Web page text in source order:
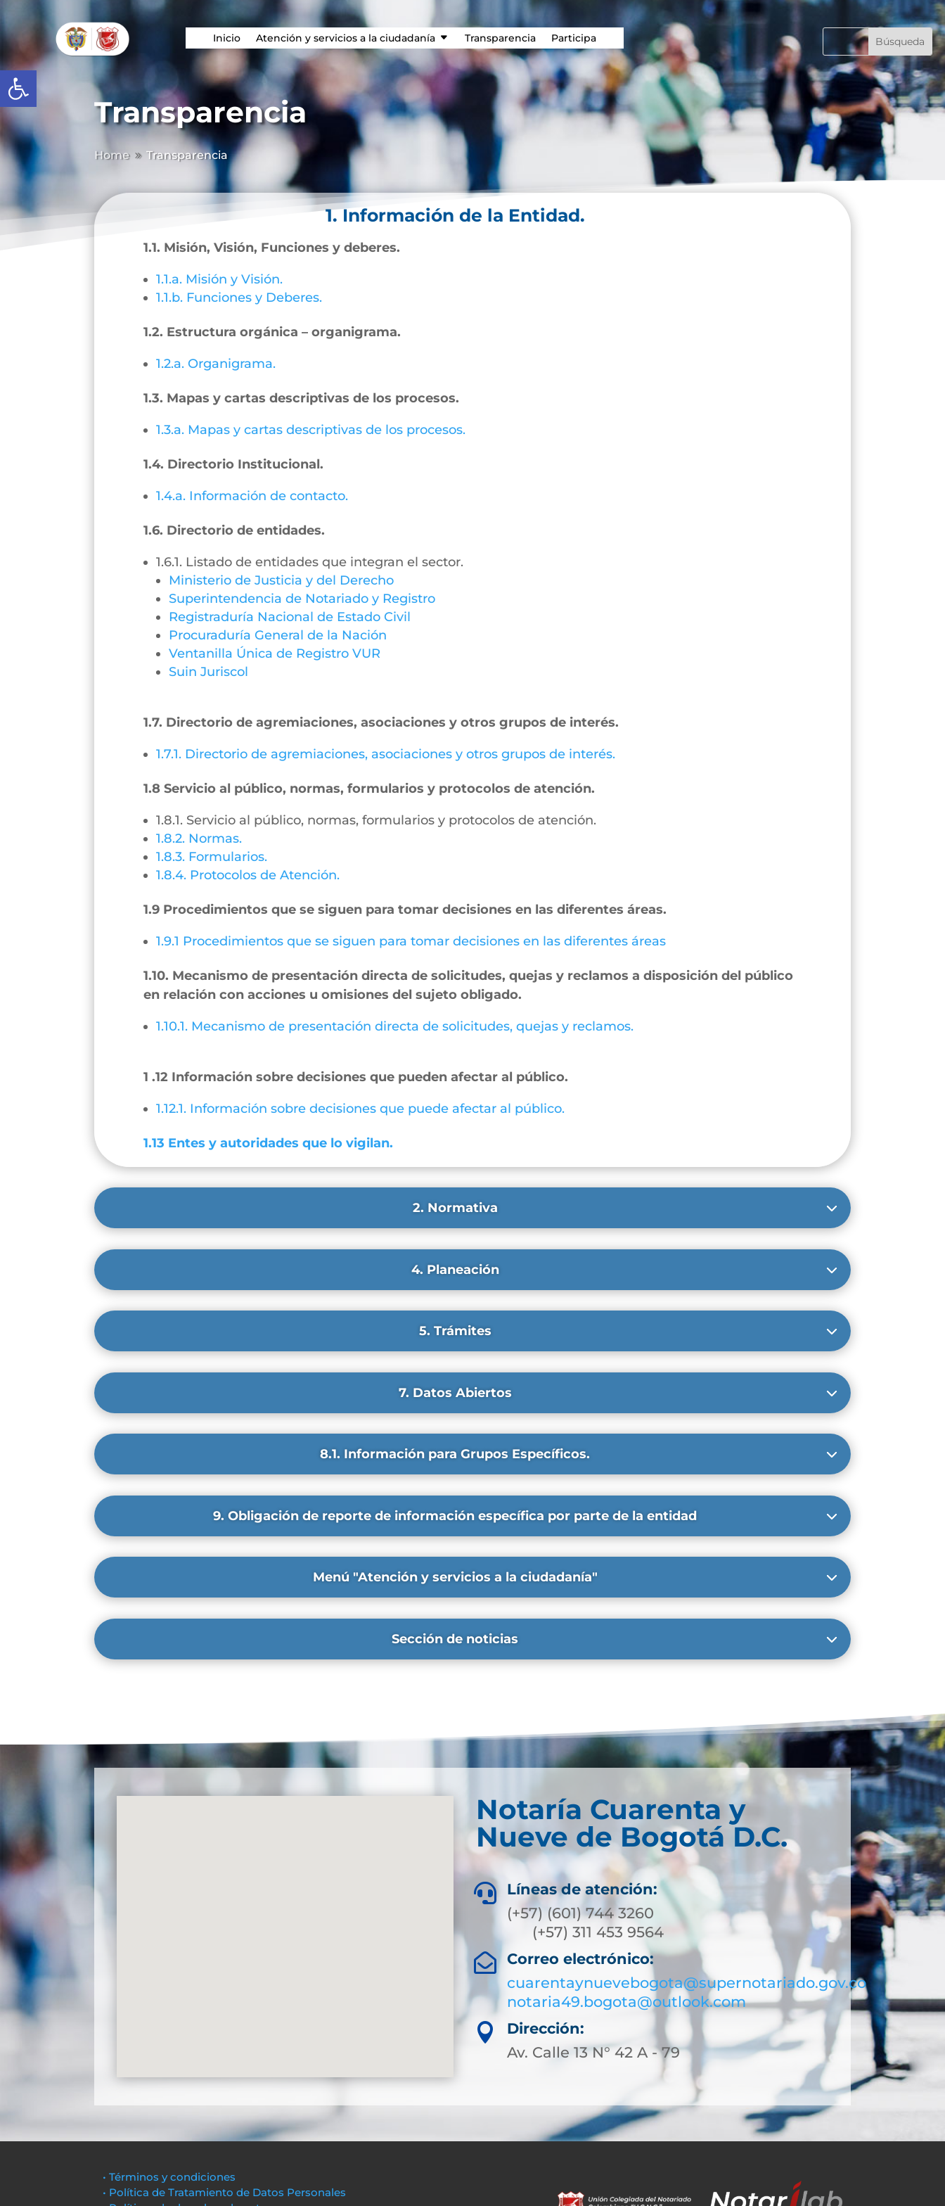
Abrir barra de herramientas
Inicio Atención y servicios a la ciudadanía Transparencia Participa
Transparencia
Home 9 Transparencia
1. Información de la Entidad.
1.1. Misión, Visión, Funciones y deberes.
1.1.a. Misión y Visión.
1.1.b. Funciones y Deberes.
1.2. Estructura orgánica – organigrama.
1.2.a. Organigrama.
1.3. Mapas y cartas descriptivas de los procesos.
1.3.a. Mapas y cartas descriptivas de los procesos.
1.4. Directorio Institucional.
1.4.a. Información de contacto.
1.6. Directorio de entidades.
1.6.1. Listado de entidades que integran el sector.
Ministerio de Justicia y del Derecho
Superintendencia de Notariado y Registro
Registraduría Nacional de Estado Civil
Procuraduría General de la Nación
Ventanilla Única de Registro VUR
Suin Juriscol
1.7. Directorio de agremiaciones, asociaciones y otros grupos de interés.
1.7.1. Directorio de agremiaciones, asociaciones y otros grupos de interés.
1.8 Servicio al público, normas, formularios y protocolos de atención.
1.8.1. Servicio al público, normas, formularios y protocolos de atención.
1.8.2. Normas.
1.8.3. Formularios.
1.8.4. Protocolos de Atención.
1.9 Procedimientos que se siguen para tomar decisiones en las diferentes áreas.
1.9.1 Procedimientos que se siguen para tomar decisiones en las diferentes áreas
1.10. Mecanismo de presentación directa de solicitudes, quejas y reclamos a disposición del público
en relación con acciones u omisiones del sujeto obligado.
1.10.1. Mecanismo de presentación directa de solicitudes, quejas y reclamos.
1 .12 Información sobre decisiones que pueden afectar al público.
1.12.1. Información sobre decisiones que puede afectar al público.
1.13 Entes y autoridades que lo vigilan.
2. Normativa
4. Planeación
5. Trámites
7. Datos Abiertos
8.1. Información para Grupos Específicos.
9. Obligación de reporte de información específica por parte de la entidad
Menú "Atención y servicios a la ciudadanía"
Sección de noticias
Notaría Cuarenta y
Nueve de Bogotá D.C.

Líneas de atención:
(+57) (601) 744 3260
(+57) 311 453 9564

Correo electrónico:
cuarentaynuevebogota@supernotariado.gov.co
notaria49.bogota@outlook.com

Dirección:
Av. Calle 13 N° 42 A - 79
• Términos y condiciones
• Política de Tratamiento de Datos Personales